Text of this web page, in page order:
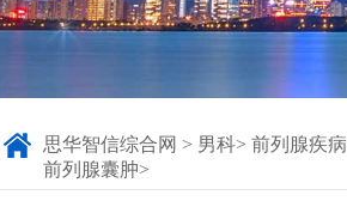
思华智信综合网 > 男科> 前列腺疾病
前列腺囊肿>